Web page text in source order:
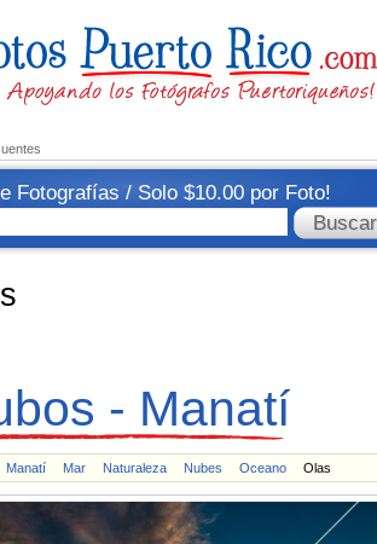
Fotografías / Solo $10.00 por Foto!
- Manatí
Manatí Mar Naturaleza Nubes Oceano Olas